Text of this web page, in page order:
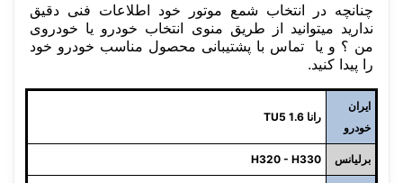
چنانچه در انتخاب شمع موتور خود اطلاعات فنی دقیق
ندارید میتوانید از طریق منوی انتخاب خودرو یا خودروی
من ؟ و یا تماس با پشتیبانی محصول مناسب خودرو خود
را پیدا کنید.
ایران
خودرو
رانا 1.6 TU5
برلیانس H320 - H330